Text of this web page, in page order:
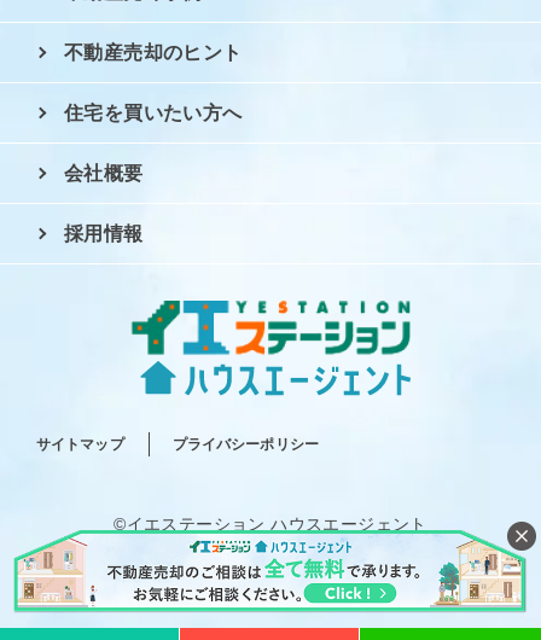
サイトマップ プライバシーポリシー
不動産売却のヒント
住宅を買いたい方へ
会社概要
採用情報
©イエステーション ハウスエージェント
All rights reserved.